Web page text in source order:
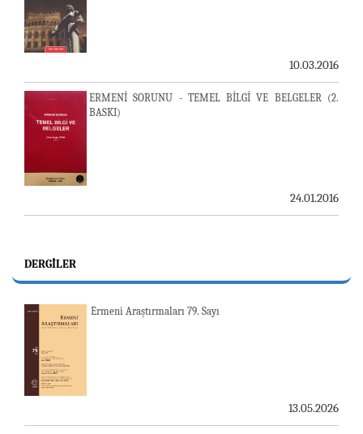
10.03.2016
ERMENİ SORUNU - TEMEL BİLGİ VE BELGELER (2.
BASKI)
24.01.2016
DERGILER
Ermeni Araştırmaları 79. Sayı
13.05.2026